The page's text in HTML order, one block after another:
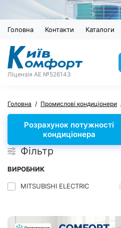
Головна Контакти Каталоги
Ліцензія AE №526143
Головна Промислові кондиціонери
Розрахунок потужності
кондиціонера
Фільтр
ВИРОБНИК
MITSUBISHI ELECTRIC